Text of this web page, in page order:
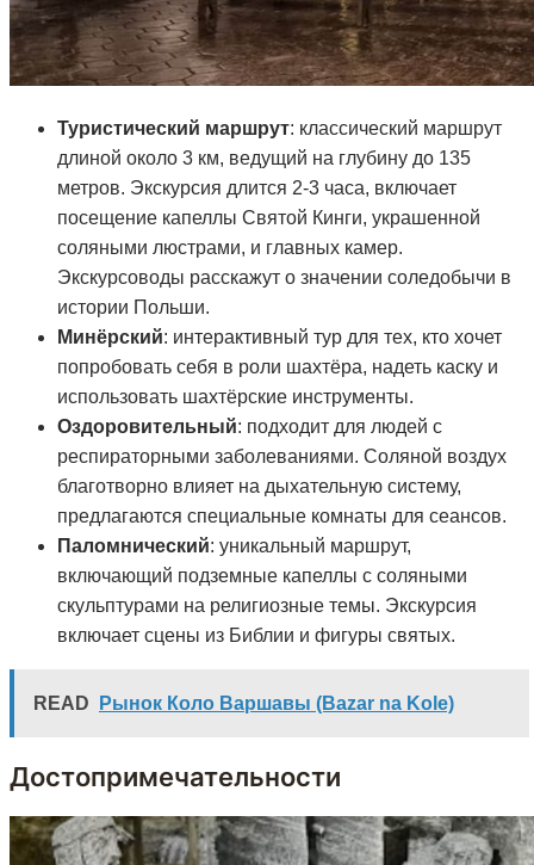
Туристический маршрут: классический маршрут
длиной около 3 км, ведущий на глубину до 135
метров. Экскурсия длится 2-3 часа, включает
посещение капеллы Святой Кинги, украшенной
соляными люстрами, и главных камер.
Экскурсоводы расскажут о значении соледобычи в
истории Польши.
Минёрский: интерактивный тур для тех, кто хочет
попробовать себя в роли шахтёра, надеть каску и
использовать шахтёрские инструменты.
Оздоровительный: подходит для людей с
респираторными заболеваниями. Соляной воздух
благотворно влияет на дыхательную систему,
предлагаются специальные комнаты для сеансов.
Паломнический: уникальный маршрут,
включающий подземные капеллы с соляными
скульптурами на религиозные темы. Экскурсия
включает сцены из Библии и фигуры святых.
READ Рынок Коло Варшавы (Bazar na Kole)
Достопримечательности